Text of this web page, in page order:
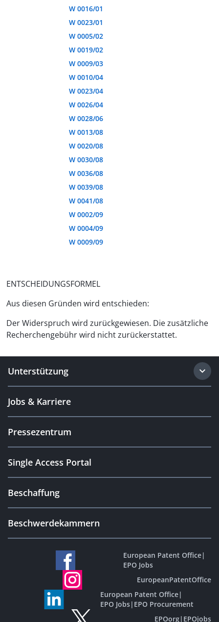
W 0016/01
W 0023/01
W 0005/02
W 0019/02
W 0009/03
W 0010/04
W 0023/04
W 0026/04
W 0028/06
W 0013/08
W 0020/08
W 0030/08
W 0036/08
W 0039/08
W 0041/08
W 0002/09
W 0004/09
W 0009/09
ENTSCHEIDUNGSFORMEL
Aus diesen Gründen wird entschieden:
Der Widerspruch wird zurückgewiesen. Die zusätzliche
Recherchengebühr wird nicht zurückerstattet.
Unterstützung
Jobs & Karriere
Pressezentrum
Single Access Portal
Beschaffung
Beschwerdekammern
European Patent Office|
EPO Jobs
EuropeanPatentOffice
European Patent Office|
EPO Jobs| EPO Procurement
EPOorg| EPOjobs